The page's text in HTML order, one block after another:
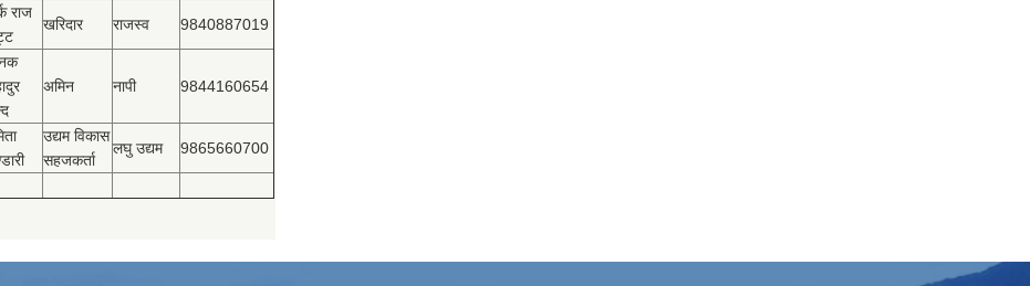
राज
खरिदार राजस्‍व 9840887019
अमिन नापी 9844160654
उद्यम विकास
सहजकर्ता
लघु उद्यम 9865660700